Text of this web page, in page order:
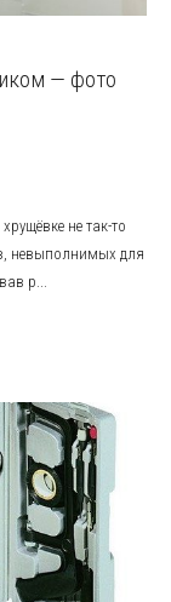
— фото
не так-то
невыполнимых для
р...